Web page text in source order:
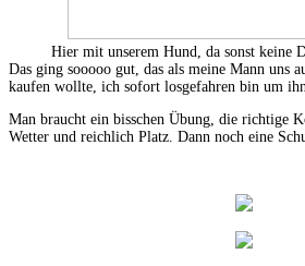
Hier mit unserem Hund, da sonst keine
Das ging sooooo gut, das als meine Mann uns
kaufen wollte, ich sofort losgefahren bin um
Man braucht ein bisschen Übung, die richtige
Wetter und reichlich Platz. Dann noch eine